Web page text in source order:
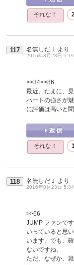
それな！
117 名無しだＪ より
2016年8月23日
>>34>>86
最近、たまに、
ハートの強さが
に評価は高いと聞
それな！
118 名無しだＪ より
2016年8月23日
>>66
JUMP ファンで
いっていると思
います。でも、
ないですね。
ただ、なぜか、